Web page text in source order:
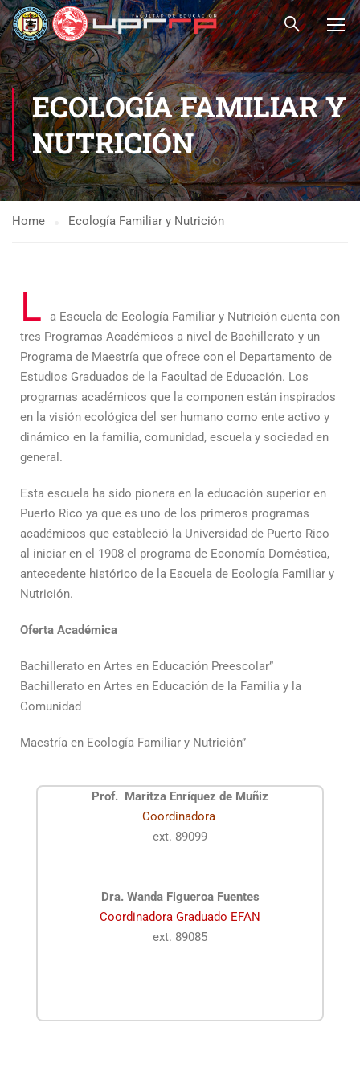
ECOLOGÍA FAMILIAR Y
NUTRICIÓN
Home Ecología Familiar y Nutrición
L
a Escuela de Ecología Familiar y Nutrición cuenta con
tres Programas Académicos a nivel de Bachillerato y un
Programa de Maestría que ofrece con el Departamento de
Estudios Graduados de la Facultad de Educación. Los
programas académicos que la componen están inspirados
en la visión ecológica del ser humano como ente activo y
dinámico en la familia, comunidad, escuela y sociedad en
general.
Esta escuela ha sido pionera en la educación superior en
Puerto Rico ya que es uno de los primeros programas
académicos que estableció la Universidad de Puerto Rico
al iniciar en el 1908 el programa de Economía Doméstica,
antecedente histórico de la Escuela de Ecología Familiar y
Nutrición.
Oferta Académica
Bachillerato en Artes en Educación Preescolar”
Bachillerato en Artes en Educación de la Familia y la
Comunidad
Maestría en Ecología Familiar y Nutrición”
Prof. Maritza Enríquez de Muñiz
Coordinadora
ext. 89099
Dra. Wanda Figueroa Fuentes
Coordinadora Graduado EFAN
ext. 89085